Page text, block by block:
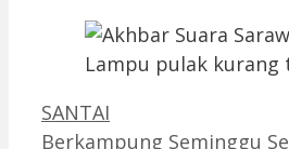
Lampu pulak kurang
Categories
SANTAI
Berkampung Seminggu